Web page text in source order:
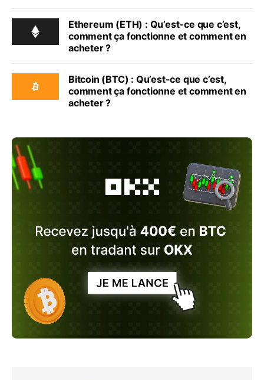
Ethereum (ETH) : Qu’est-ce que c’est,
comment ça fonctionne et comment en
acheter ?
Bitcoin (BTC) : Qu’est-ce que c’est,
comment ça fonctionne et comment en
acheter ?